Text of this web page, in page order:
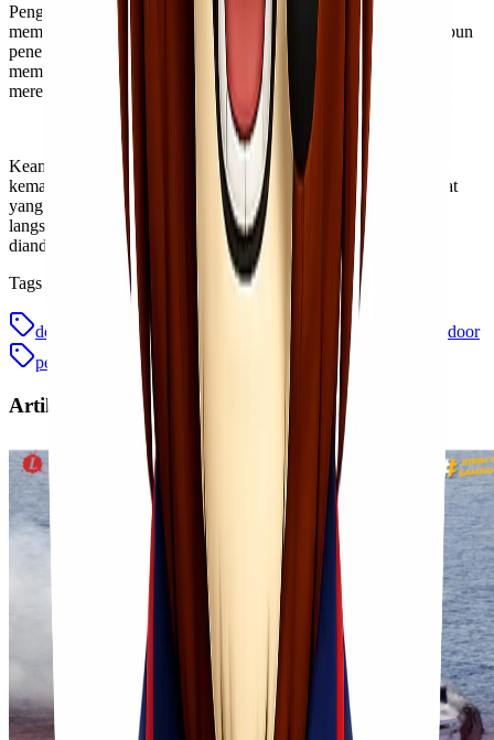
Pengiriman Door to Door merupakan bentuk pengiriman yang
memberikan kenyamanan dan efisiensi baik bagi pengirim maupun
penerima. Ini memberikan solusi pengiriman lengkap, juga
memungkinkan pelanggan untuk fokus pada kebutuhan bisnis
mereka atau menghindari kerumitan pengiriman barang pribadi.
Keamanan, pengemasan yang baik, pelacakan real-time
kemampuan menjangkau lokasi terpencil, adalah bentuk manfaat
yang ditawarkan oleh layanan ini. Dengan opsi ini, pengiriman
langsung ke alamat tujuan menjadi lebih mudah dan dapat
diandalkan.
Tags
door to door kirim barang door to door
kirim door to door
pengiriman door to door
skema door to door
Artikel Terkait